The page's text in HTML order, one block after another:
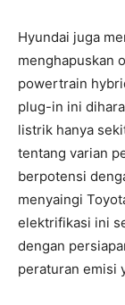
Hyundai juga
menghapuskan
powertrain
plug-in ini
listrik hanya
tentang varian
berpotensi
menyaingi
elektrifikasi ini
dengan
peraturan emisi